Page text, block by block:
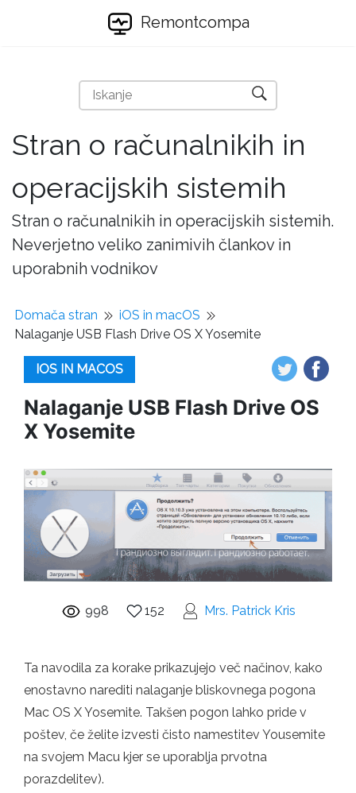
Remontcompa
Stran o računalnikih in
operacijskih sistemih
Stran o računalnikih in operacijskih sistemih.
Neverjetno veliko zanimivih člankov in
uporabnih vodnikov
Domača stran
iOS in macOS
Nalaganje USB Flash Drive OS X Yosemite
IOS IN MACOS
Nalaganje USB Flash Drive OS
X Yosemite
998 152 Mrs. Patrick Kris
Ta navodila za korake prikazujejo več načinov, kako
enostavno narediti nalaganje bliskovnega pogona
Mac OS X Yosemite. Takšen pogon lahko pride v
poštev, če želite izvesti čisto namestitev Yousemite
na svojem Macu kjer se uporablja prvotna
porazdelitev).